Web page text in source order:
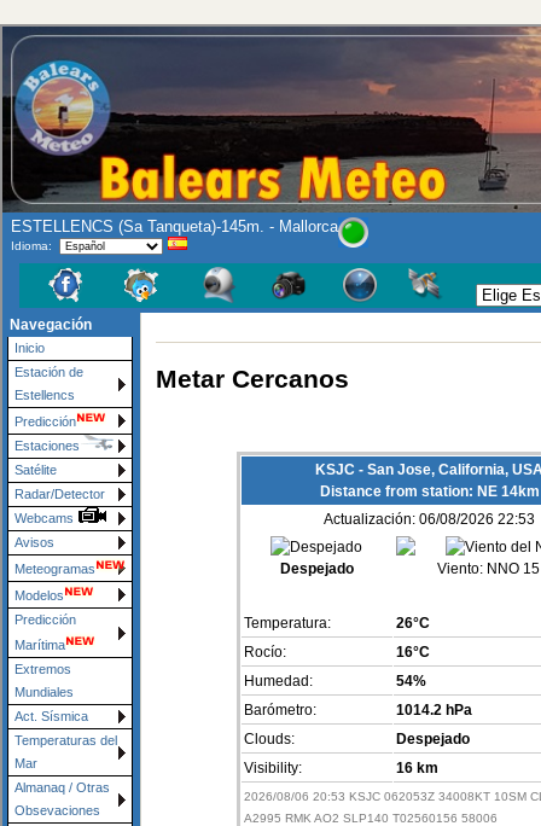
ESTELLENCS (Sa Tanqueta)-145m. - Mallorca
Idioma:
Navegación
Inicio
Estación de
Estellencs
Predicción
Estaciones
Satélite
Radar/Detector
Webcams
Avisos
Meteogramas
Modelos
Predicción
Marítima
Extremos
Mundiales
Act. Sísmica
Temperaturas del
Mar
Almanaq / Otras
Obsevaciones
Metar Cercanos
KSJC - San Jose, California,
Distance from station: NE 14km
Actualización: 06/08/2026 22:53
Despejado Viento: NNO
Temperatura:
26°C
Rocío:
16°C
Humedad:
54%
Barómetro:
1014.2 hPa
Clouds:
Despejado
Visibility:
16 km
2026/08/06 20:53 KSJC 062053Z 34008KT 10SM
A2995 RMK AO2 SLP140 T02560156 58006